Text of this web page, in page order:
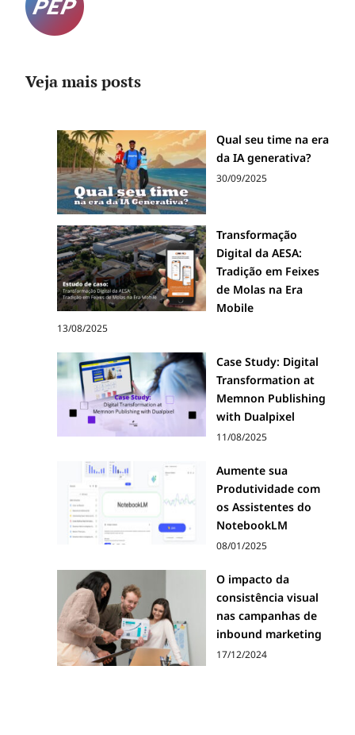
Veja mais posts
Qual seu time na era
da IA generativa?
30/09/2025
Transformação
Digital da AESA:
Tradição em Feixes
de Molas na Era
Mobile
13/08/2025
Case Study: Digital
Transformation at
Memnon Publishing
with Dualpixel
11/08/2025
Aumente sua
Produtividade com
os Assistentes do
NotebookLM
08/01/2025
O impacto da
consistência visual
nas campanhas de
inbound marketing
17/12/2024